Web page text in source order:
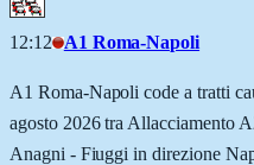
12:12 A1 Roma-Napoli
A1 Roma-Napoli code a tratti
agosto 2026 tra Allacciamento
Anagni - Fiuggi in direzione